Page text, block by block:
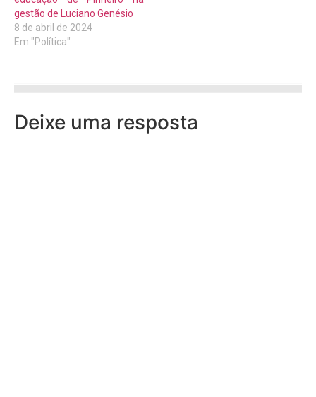
gestão de Luciano Genésio
8 de abril de 2024
Em "Política"
Deixe uma resposta